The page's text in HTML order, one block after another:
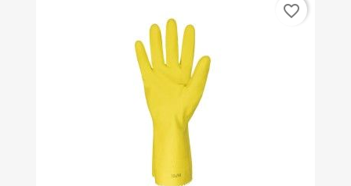
favorite_border